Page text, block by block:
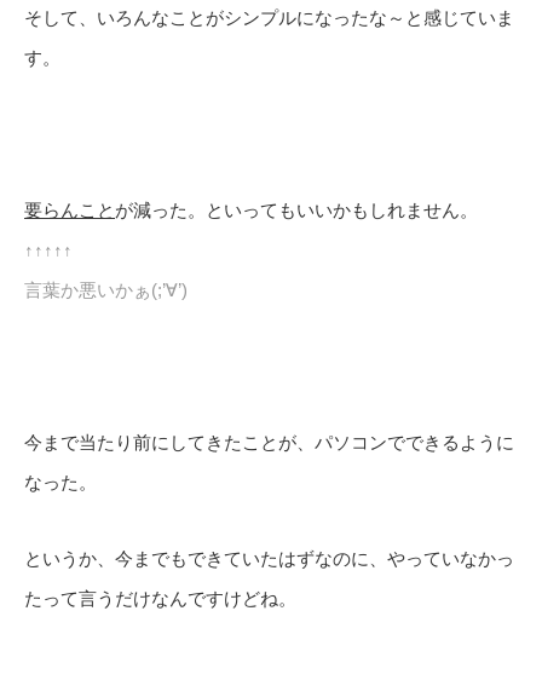
そして、いろんなことがシンプルになったな～と感じていま
す。
要らんこと が減った。といってもいいかもしれません。
↑↑↑↑↑
言葉か悪いかぁ(;’∀’)
今まで当たり前にしてきたことが、パソコンでできるように
なった。
というか、今までもできていたはずなのに、やっていなかっ
たって言うだけなんですけどね。